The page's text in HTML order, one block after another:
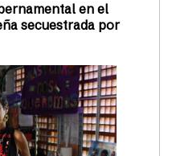
en el
secuestrada por